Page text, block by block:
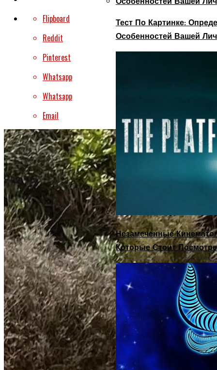
Тест По Картинке:
Особенностей Вашей
Незамеченные
Которые Стоит
Flipboard
Reddit
Pinterest
Whatsapp
Whatsapp
Email